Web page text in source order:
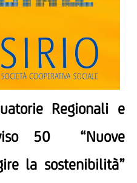
Regionali e
50 “Nuove
la sostenibilità”